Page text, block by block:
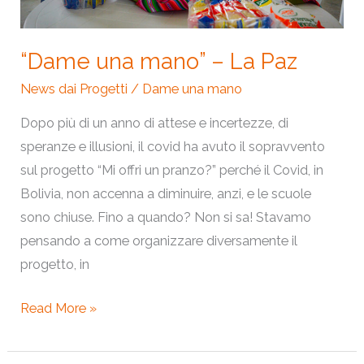
“Dame una mano” – La Paz
News dai Progetti / Dame una mano
Dopo più di un anno di attese e incertezze, di
speranze e illusioni, il covid ha avuto il sopravvento
sul progetto “Mi offri un pranzo?” perché il Covid, in
Bolivia, non accenna a diminuire, anzi, e le scuole
sono chiuse. Fino a quando? Non si sa! Stavamo
pensando a come organizzare diversamente il
progetto, in
Read More »